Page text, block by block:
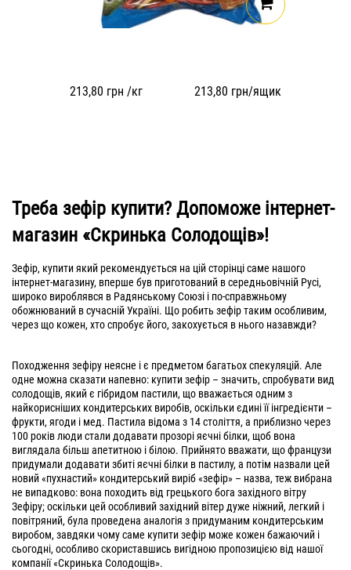
213,80 грн /кг 213,80 грн/ящик
Треба зефір купити? Допоможе інтернет-
магазин «Скринька Солодощів»!
Зефір, купити який рекомендується на цій сторінці саме нашого
інтернет-магазину, вперше був приготований в середньовічній Русі,
широко вироблявся в Радянському Союзі і по-справжньому
обожнюваний в сучасній Україні. Що робить зефір таким особливим,
через що кожен, хто спробує його, закохується в нього назавжди?
Походження зефіру неясне і є предметом багатьох спекуляцій. Але
одне можна сказати напевно: купити зефір – значить, спробувати вид
солодощів, який є гібридом пастили, що вважається одним з
найкорисніших кондитерських виробів, оскільки єдині її інгредієнти –
фрукти, ягоди і мед. Пастила відома з 14 століття, а приблизно через
100 років люди стали додавати прозорі яєчні білки, щоб вона
виглядала більш апетитною і білою. Прийнято вважати, що французи
придумали додавати збиті яєчні білки в пастилу, а потім назвали цей
новий «пухнастий» кондитерський виріб «зефір» – назва, теж вибрана
не випадково: вона походить від грецького бога західного вітру
Зефіру; оскільки цей особливий західний вітер дуже ніжний, легкий і
повітряний, була проведена аналогія з придуманим кондитерським
виробом, завдяки чому саме купити зефір може кожен бажаючий і
сьогодні, особливо скориставшись вигідною пропозицією від нашої
компанії «Скринька Солодощів».